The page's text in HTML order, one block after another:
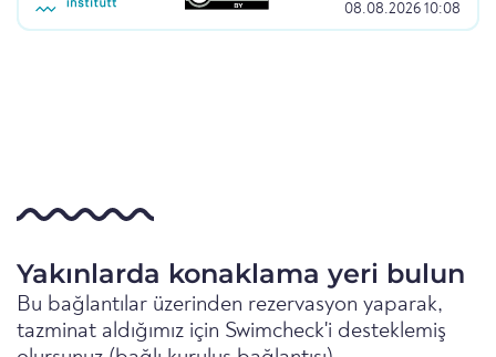
08.08.2026 10:08
Yakınlarda konaklama yeri bulun
Bu bağlantılar üzerinden rezervasyon yaparak,
tazminat aldığımız için Swimcheck'i desteklemiş